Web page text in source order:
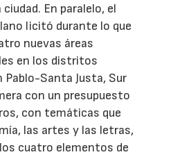
En paralelo, el
licitó durante lo que
nuevas áreas
en los distritos
Pablo-Santa Justa, Sur
con un presupuesto
con temáticas que
las artes y las letras,
cuatro elementos de